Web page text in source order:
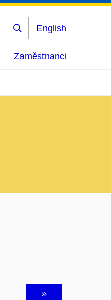
Vyhledat
English
Zaměstnanci